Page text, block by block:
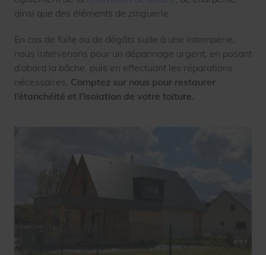
ainsi que des éléments de zinguerie.
En cas de fuite ou de dégâts suite à une intempérie,
nous intervenons pour un dépannage urgent, en posant
d’abord la bâche, puis en effectuant les réparations
nécessaires. Comptez sur nous pour restaurer
l’étanchéité et l’isolation de votre toiture.